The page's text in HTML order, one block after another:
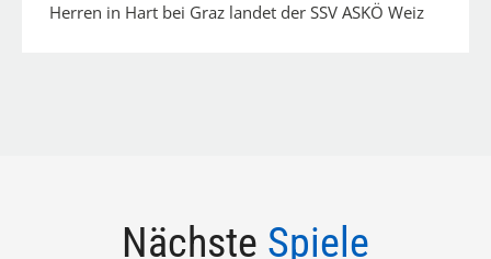
Herren in Hart bei Graz landet der SSV ASKÖ Weiz
Nächste Spiele